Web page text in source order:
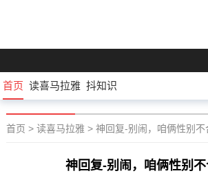
首页 读喜马拉雅 抖知识
首页 > 读喜马拉雅> 神回复-别闹，咱俩性别不
神回复-别闹，咱俩性别不